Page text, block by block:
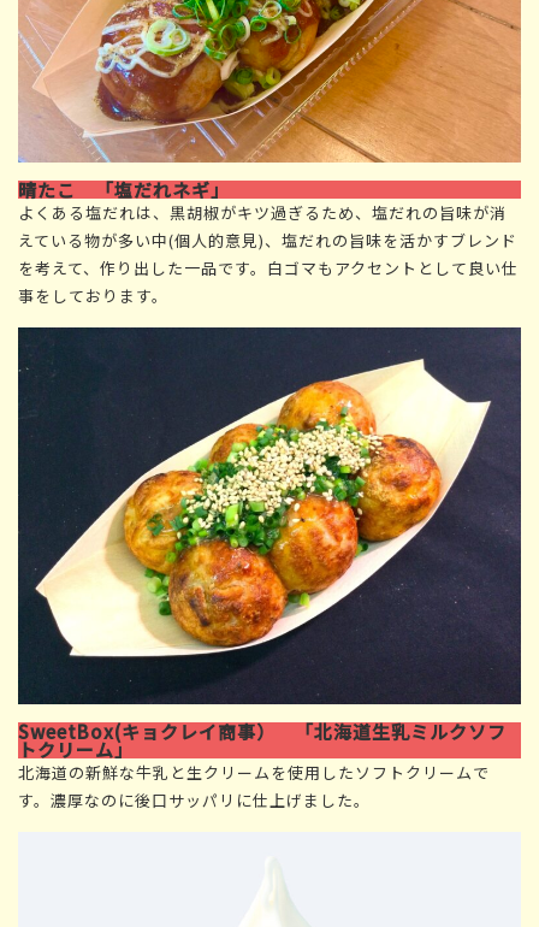
晴たこ 「塩だれネギ」
よくある塩だれは、黒胡椒がキツ過ぎるため、塩だれの旨味が消
えている物が多い中(個人的意見)、塩だれの旨味を活かすブレンド
を考えて、作り出した一品です。白ゴマもアクセントとして良い仕
事をしております。
SweetBox(キョクレイ商事） 「北海道生乳ミルクソフ
トクリーム」
北海道の新鮮な牛乳と生クリームを使用したソフトクリームで
す。濃厚なのに後口サッパリに仕上げました。